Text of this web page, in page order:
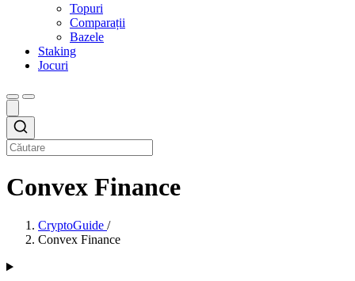
Topuri
Comparații
Bazele
Staking
Jocuri
Convex Finance
CryptoGuide /
Convex Finance